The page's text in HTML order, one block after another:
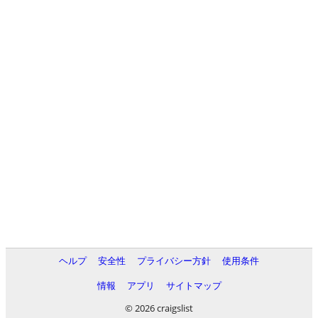
ヘルプ 安全性 プライバシー方針
使用条件
情報
アプリ
サイトマップ
© 2026 craigslist